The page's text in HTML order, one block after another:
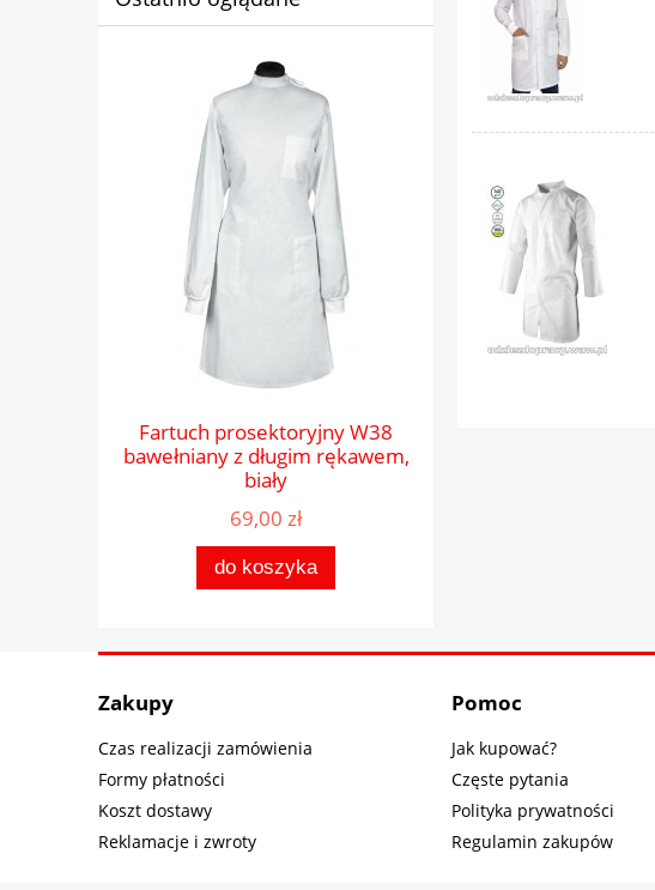
Fartuch prosektoryjny W38
bawełniany z długim rękawem,
biały
69,00 zł
do koszyka
Zakupy
Czas realizacji zamówienia
Formy płatności
Koszt dostawy
Reklamacje i zwroty
Pomoc
Jak kupować?
Częste pytania
Polityka prywatności
Regulamin zakupów